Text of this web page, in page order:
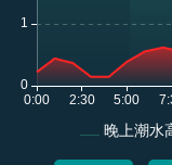
晚上潮水